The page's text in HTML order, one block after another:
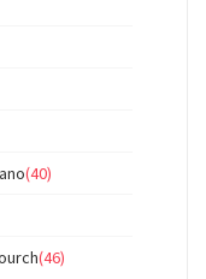
(40)
(46)